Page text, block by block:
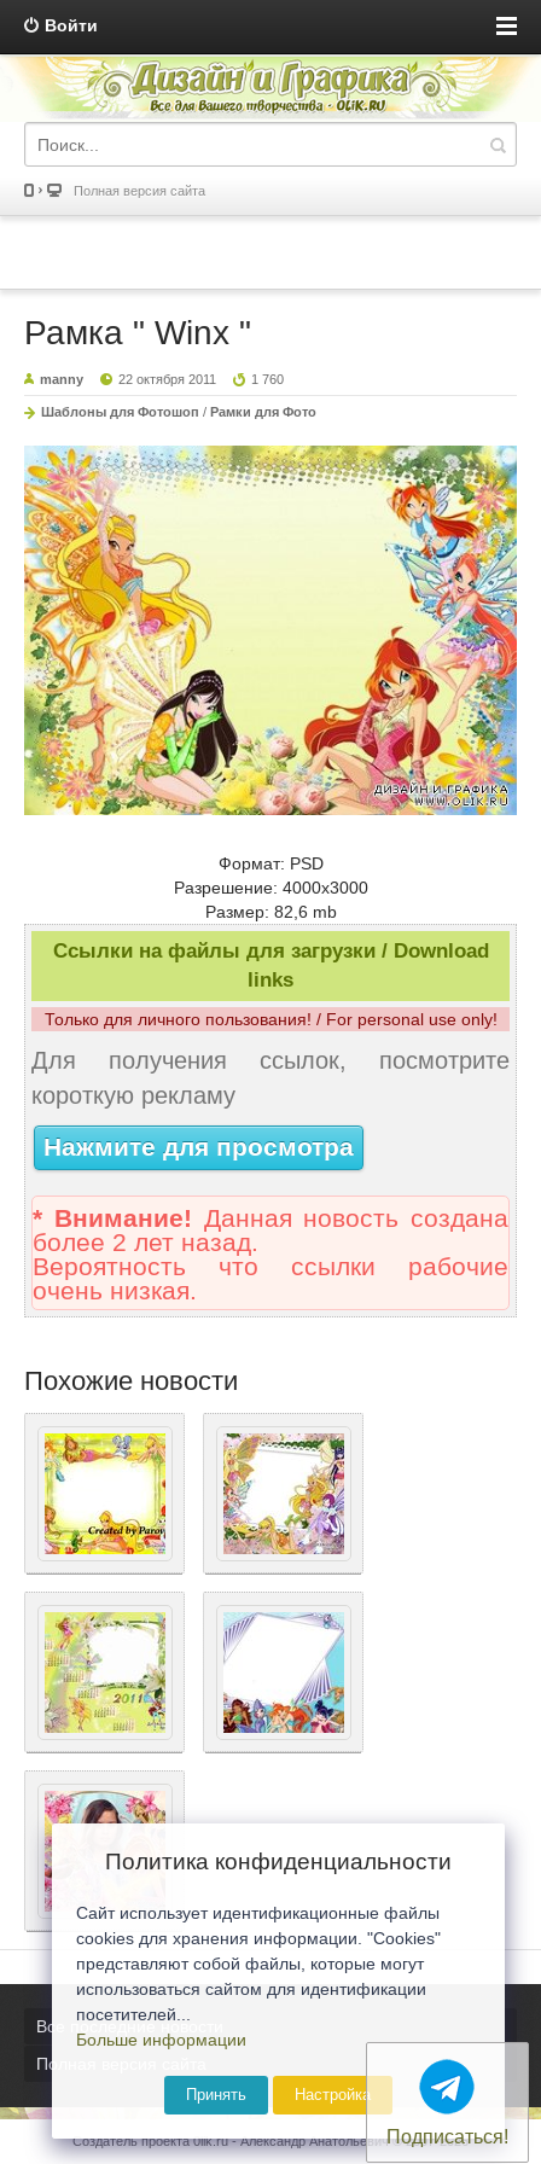
Войти
Полная версия сайта
Рамка " Winx "
manny 22 октября 2011 1 760
Шаблоны для Фотошоп / Рамки для Фото
Формат: PSD
Разрешение: 4000х3000
Размер: 82,6 mb
Ссылки на файлы для загрузки / Download
links
Только для личного пользования! / For personal use only!
Для получения ссылок, посмотрите
короткую рекламу
Нажмите для просмотра
* Внимание! Данная новость создана
более 2 лет назад.
Вероятность что ссылки рабочие
очень низкая.
Похожие новости
Все последние новости
Полная версия сайта
Создатель проекта 0lik.ru - Александр Анатольевич © 2007-2026
Подписаться!
Политика конфиденциальности
Сайт использует идентификационные файлы
cookies для хранения информации. "Cookies"
представляют собой файлы, которые могут
использоваться сайтом для идентификации
посетителей...
Больше информации
Принять Настройка